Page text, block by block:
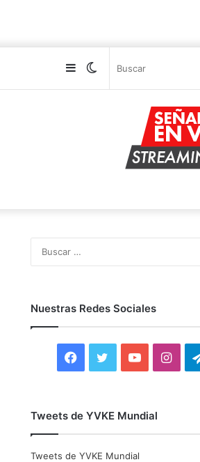
Switch
Sidebar
Nuestras Redes Sociales
F
c
i
Y
u
I
Tweets de YVKE Mundial
Tweets de YVKE Mundial